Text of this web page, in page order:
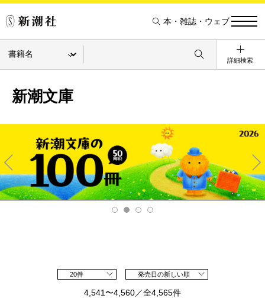
本・雑誌・ウェブ
詳細検索
新潮文庫
Pre
v
Ne
xt
20件 発売日の新しい順
4,541〜4,560／全4,565件